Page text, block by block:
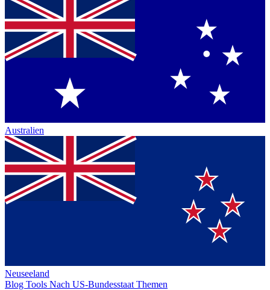
Australien
Neuseeland
Blog Tools Nach US-Bundesstaat Themen